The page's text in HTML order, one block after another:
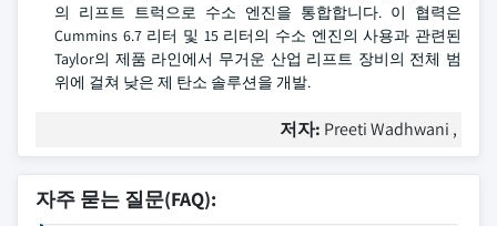
의 리프트 트럭으로 수소 엔진을 통합합니다. 이 협력은
Cummins 6.7 리터 및 15 리터의 수소 엔진의 사용과 관련된
Taylor의 제품 라인에서 무거운 산업 리프트 장비의 전체 범
위에 걸쳐 낮은 제 탄소 솔루션을 개발.
저자: Preeti Wadhwani ,
자주 묻는 질문(FAQ):